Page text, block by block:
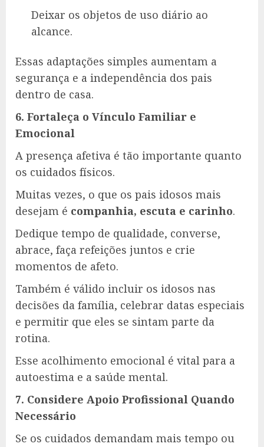
Deixar os objetos de uso diário ao
alcance.
Essas adaptações simples aumentam a
segurança e a independência dos pais
dentro de casa.
6. Fortaleça o Vínculo Familiar e
Emocional
A presença afetiva é tão importante quanto
os cuidados físicos.
Muitas vezes, o que os pais idosos mais
desejam é companhia, escuta e carinho.
Dedique tempo de qualidade, converse,
abrace, faça refeições juntos e crie
momentos de afeto.
Também é válido incluir os idosos nas
decisões da família, celebrar datas especiais
e permitir que eles se sintam parte da
rotina.
Esse acolhimento emocional é vital para a
autoestima e a saúde mental.
7. Considere Apoio Profissional Quando
Necessário
Se os cuidados demandam mais tempo ou